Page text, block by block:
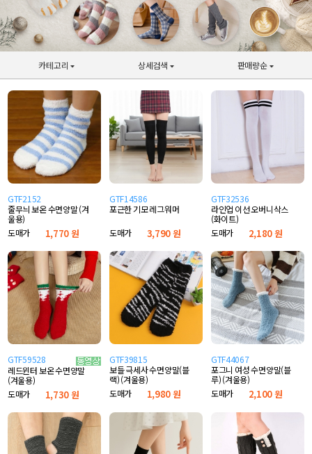
카테고리 상세검색 판매량순
GTF2152
줄무늬 보온 수면양말 (겨
울용)
도매가
1,770 원
GTF14586
포근한 기모 레그워머
도매가
3,790 원
GTF32536
라인업 이선 오버니삭스
(화이트)
도매가
2,180 원
GTF59528
레드윈터 보온 수면양말
(겨울용)
도매가
1,730 원
GTF39815
보들 극세사 수면양말(블
랙) (겨울용)
도매가
1,980 원
GTF44067
포그니 여성 수면양말(블
루) (겨울용)
도매가
2,100 원